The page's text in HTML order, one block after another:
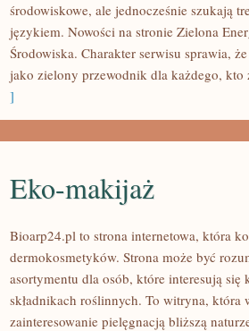
środowiskowe, ale jednocześnie szukają
językiem. Nowości na stronie Zielona
Środowiska. Charakter serwisu sprawia,
jako zielony przewodnik dla każdego, kto
]
Eko-makijaż
Bioarp24.pl to strona internetowa, która
dermokosmetyków. Strona może być
asortymentu dla osób, które interesują
składnikach roślinnych. To witryna, która
zainteresowanie pielęgnacją bliższą